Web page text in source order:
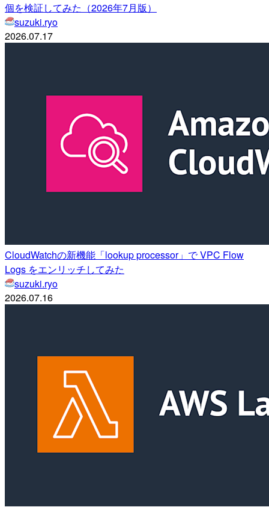
個を検証してみた（2026年7月版）
suzuki.ryo
2026.07.17
CloudWatchの新機能「lookup processor」で VPC Flow
Logs をエンリッチしてみた
suzuki.ryo
2026.07.16